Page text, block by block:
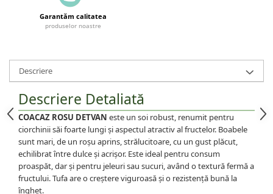
Garantăm calitatea
produselor noastre
Descriere
Descriere Detaliată
COACAZ ROSU DETVAN este un soi robust, renumit pentru
ciorchinii săi foarte lungi și aspectul atractiv al fructelor. Boabele
sunt mari, de un roșu aprins, strălucitoare, cu un gust plăcut,
echilibrat între dulce și acrișor. Este ideal pentru consum
proaspăt, dar și pentru jeleuri sau sucuri, având o textură fermă a
fructului. Tufa are o creștere viguroasă și o rezistență bună la
îngheț.